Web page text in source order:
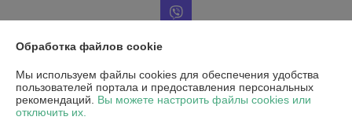
Информация для покупателя
Юридическое лицо:Частное унитарное предприятие «Воркаут Мед»
РБ, 220030, г. Минск, ул. Октябрьская, д.5, оф.109
Обработка файлов cookie
Мы используем файлы cookies для обеспечения удобства
пользователей портала и предоставления персональных
рекомендаций. Вы можете настроить файлы cookies или
отключить их.